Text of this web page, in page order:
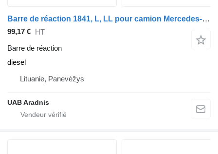
Barre de réaction 1841, L, LL pour camion Mercedes-Benz ACTROS MP2 / MP3
99,17 € HT
Barre de réaction
diesel
Lituanie, Panevėžys
UAB Aradnis